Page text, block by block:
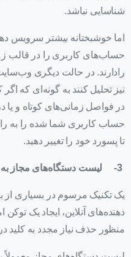
شناسایی نباشد.
اما خوشبختانه بیشتر سرویس
رادارند. در حالت دیگری
نیز تحلیل کنند به گونه‌ای که
در فواصل زمانی‌های کوتاه و یا
حساب کاربری شما شده را به
تا پسورد خود را تغییر دهید.
3- لیست دستگاه‌های مجاز به
یک تکنیک مرسوم در بسیاری از
دهنده‌های آنلاین، ایجاد یک توکن
منظور حذف نیاز مجدد به کلید